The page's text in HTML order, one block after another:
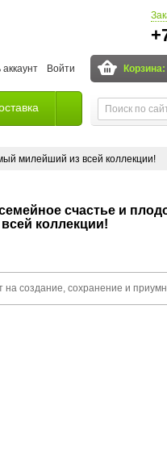
Войти Корзина:
милейший из всей коллекции!
счастье и
коллекции!
на создание, сохранение и